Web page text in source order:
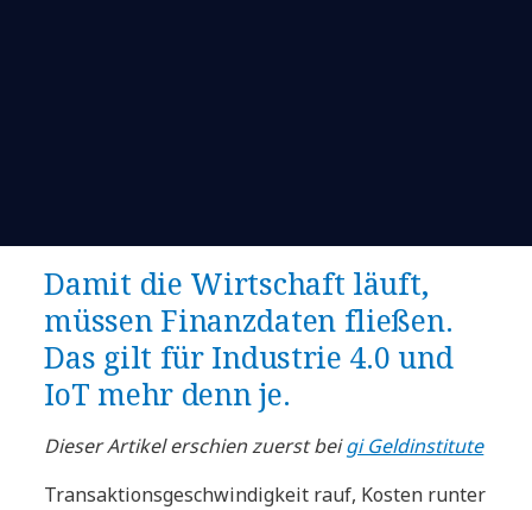
Damit die Wirtschaft läuft,
müssen Finanzdaten fließen.
Das gilt für Industrie 4.0 und
IoT mehr denn je.
Dieser Artikel erschien zuerst beigi Geldinstitute
Transaktionsgeschwindigkeit rauf, Kosten runter